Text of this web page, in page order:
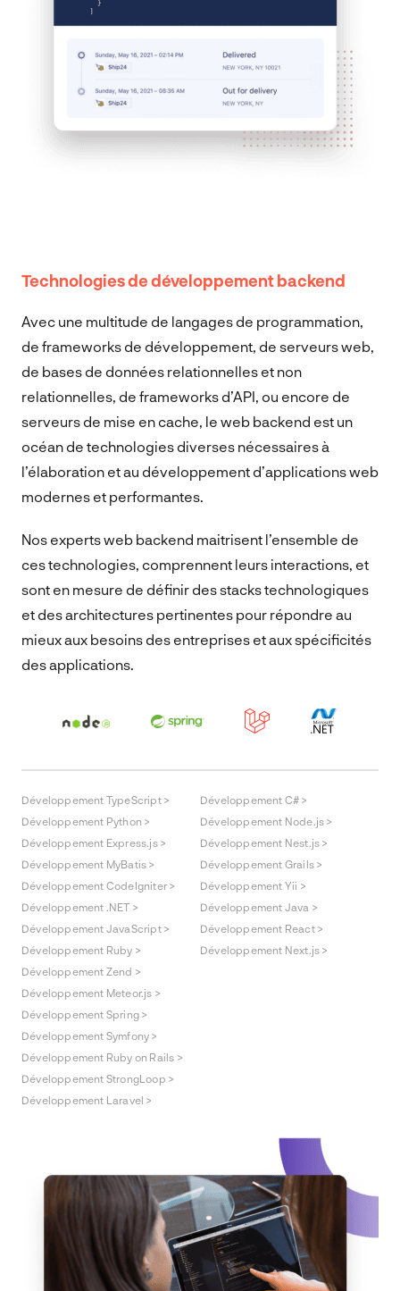
Technologies de développement backend
Avec une multitude de langages de programmation,
de frameworks de développement, de serveurs web,
de bases de données relationnelles et non
relationnelles, de frameworks d’API, ou encore de
serveurs de mise en cache, le web backend est un
océan de technologies diverses nécessaires à
l’élaboration et au développement d’applications web
modernes et performantes.
Nos experts web backend maitrisent l’ensemble de
ces technologies, comprennent leurs interactions, et
sont en mesure de définir des stacks technologiques
et des architectures pertinentes pour répondre au
mieux aux besoins des entreprises et aux spécificités
des applications.
Développement TypeScript >
Développement Python >
Développement Express.js >
Développement MyBatis >
Développement CodeIgniter >
Développement .NET >
Développement JavaScript >
Développement Ruby >
Développement C# >
Développement Node.js >
Développement Nest.js >
Développement Grails >
Développement Yii >
Développement Java >
Développement React >
Développement Next.js >
Développement Zend >
Développement Meteor.js >
Développement Spring >
Développement Symfony >
Développement Ruby on Rails >
Développement StrongLoop >
Développement Laravel >